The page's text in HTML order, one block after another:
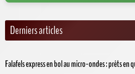
Derniers articles
Falafels express en bol au micro-ondes : prêts en